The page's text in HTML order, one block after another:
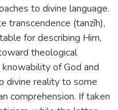
to divine language.
transcendence (tanzīh),
for describing Him,
theological
of God and
divine reality to some
comprehension. If taken